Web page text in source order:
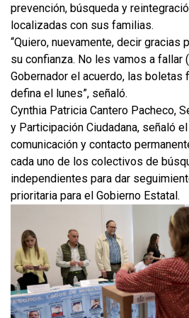
prevención, búsqueda y
localizadas con sus familias.
“Quiero, nuevamente, decir gracias
su confianza. No les vamos a fallar
Gobernador el acuerdo, las boletas
defina el lunes”, señaló.
Cynthia Patricia Cantero Pacheco,
y Participación Ciudadana, señaló
comunicación y contacto
cada uno de los colectivos de
independientes para dar
prioritaria para el Gobierno Estatal.